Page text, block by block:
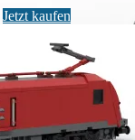
Jetzt kaufen